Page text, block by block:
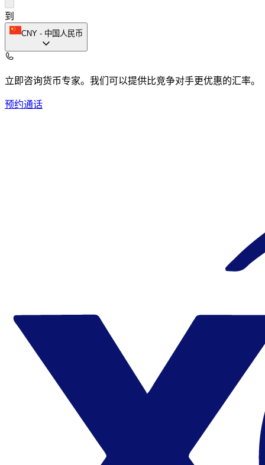
到
CNY - 中国人民币
立即咨询货币专家。 我们可以提供比竞争对手更优惠的汇率。
预约通话